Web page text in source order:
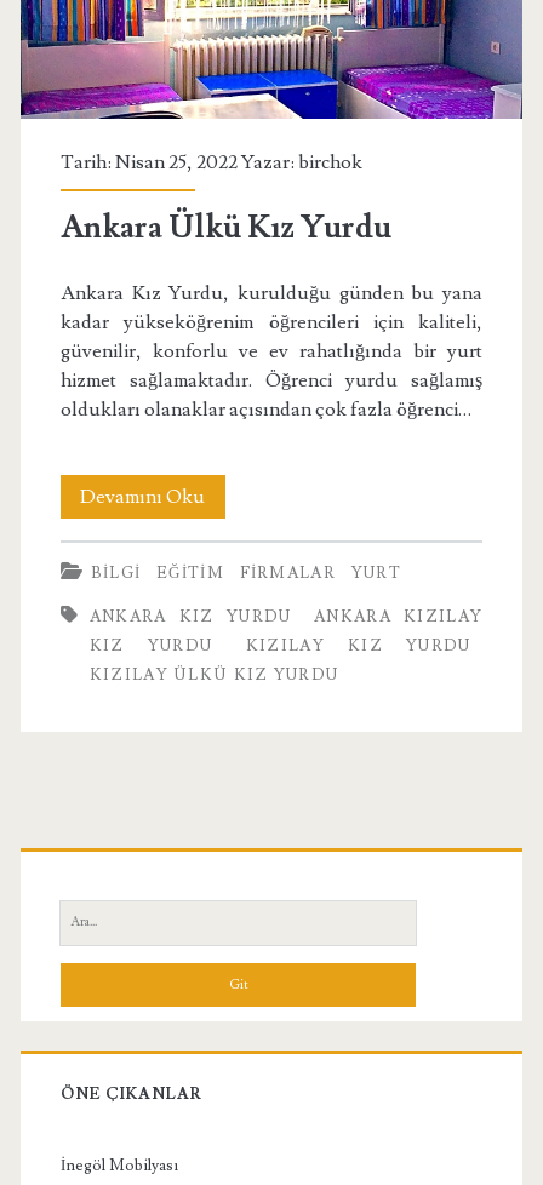
Tarih: Nisan 25, 2022 Yazar: birchok
Ankara Ülkü Kız Yurdu
Ankara Kız Yurdu, kurulduğu günden bu yana
kadar yükseköğrenim öğrencileri için kaliteli,
güvenilir, konforlu ve ev rahatlığında bir yurt
hizmet sağlamaktadır. Öğrenci yurdu sağlamış
oldukları olanaklar açısından çok fazla öğrenci…
Devamını OkuAnkara
Ülkü
Kız
Yurdu
BILGI EĞITIM FIRMALAR YURT
ANKARA KIZ YURDU
ANKARA KIZILAY
KIZ YURDU
KIZILAY KIZ YURDU
KIZILAY ÜLKÜ KIZ YURDU
Birincil
Yan
Menü
Ara:
ÖNE ÇIKANLAR
İnegöl Mobilyası